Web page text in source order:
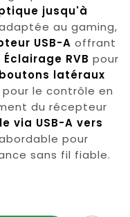
jusqu'à
au gaming,
USB-A offrant
Éclairage RVB pour
latéraux
pour le contrôle en
du récepteur
via USB-A vers
pour
sans fil fiable.